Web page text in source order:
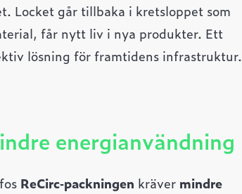
Locket går tillbaka i kretsloppet som
får nytt liv i nya produkter. Ett
lösning för framtidens infrastruktur.
energianvändning
ReCirc‑packningen kräver mindre